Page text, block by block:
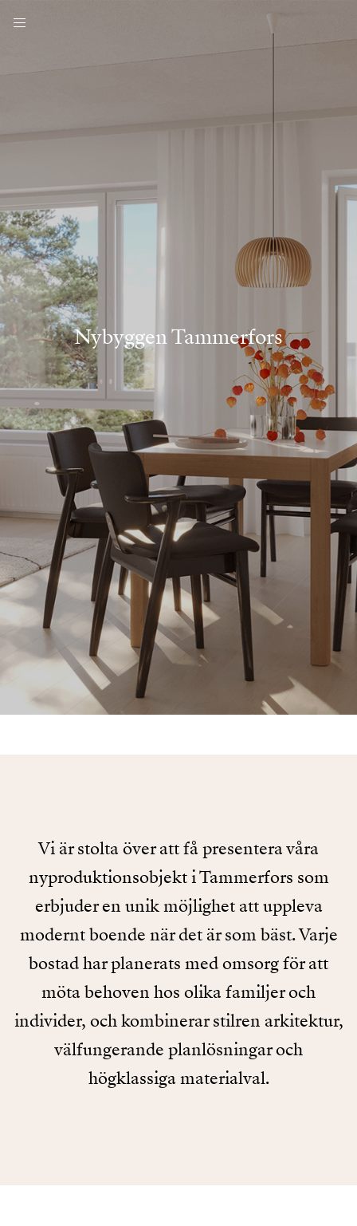
Nybyggen Tammerfors
Vi är stolta över att få presentera våra
nyproduktionsobjekt i Tammerfors som
erbjuder en unik möjlighet att uppleva
modernt boende när det är som bäst. Varje
bostad har planerats med omsorg för att
möta behoven hos olika familjer och
individer, och kombinerar stilren arkitektur,
välfungerande planlösningar och
högklassiga materialval.